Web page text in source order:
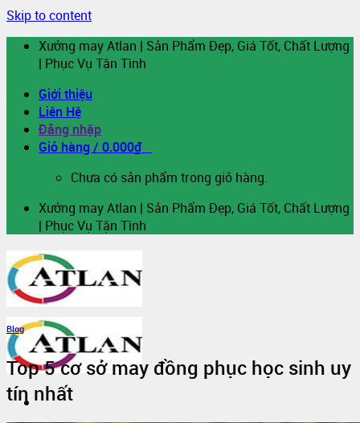
Skip to content
Xưởng may Atlan | Sản Phẩm Đẹp, Giá Tốt, Chất Lượng
| Phục Vụ Tận Tình
Giới thiệu
Liên Hệ
Đăng nhập
Giỏ hàng / 0.000₫
Chưa có sản phẩm trong giỏ hàng.
Xưởng may Atlan | Sản Phẩm Đẹp, Giá Tốt, Chất Lượng
| Phục Vụ Tận Tình
Blog
Top 5 cơ sở may đồng phục học sinh uy
tín nhất